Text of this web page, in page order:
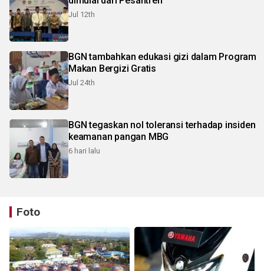
Jul 12th
BGN tambahkan edukasi gizi dalam Program
Makan Bergizi Gratis
Jul 24th
BGN tegaskan nol toleransi terhadap insiden
keamanan pangan MBG
6 hari lalu
Foto